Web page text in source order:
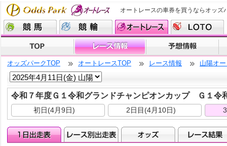
オートレースの車券を買うならオッズ
オッズパークTOP オートレースTOP レース情報 山陽オ
令和７年度Ｇ１令和グランドチャンピオンカップ Ｇ１令
初日(4月9日) 2日目(4月10日)